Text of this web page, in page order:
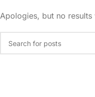
Apologies, but no